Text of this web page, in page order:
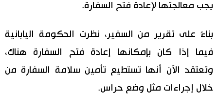
يجب معالجتها لإعادة فتح السفارة.
بناءً على تقرير من السفير، نظرت الحكومة اليابانية
فيما إذا كان بإمكانها إعادة فتح السفارة هناك،
وتعتقد الآن أنها تستطيع تأمين سلامة السفارة من
خلال إجراءات مثل وضع حراس.